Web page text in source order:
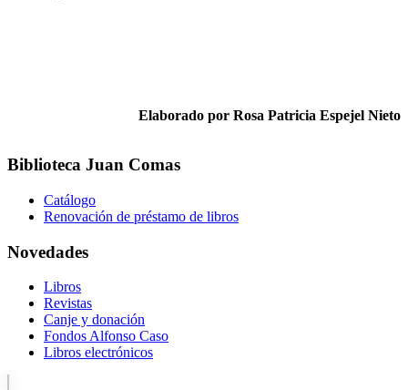
Elaborado por Rosa Patricia Espejel Nieto
Biblioteca Juan Comas
Catálogo
Renovación de préstamo de libros
Novedades
Libros
Revistas
Canje y donación
Fondos Alfonso Caso
Libros electrónicos